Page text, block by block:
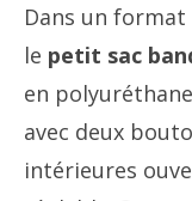
Dans un
le petit sac
en
avec deux
intérieures